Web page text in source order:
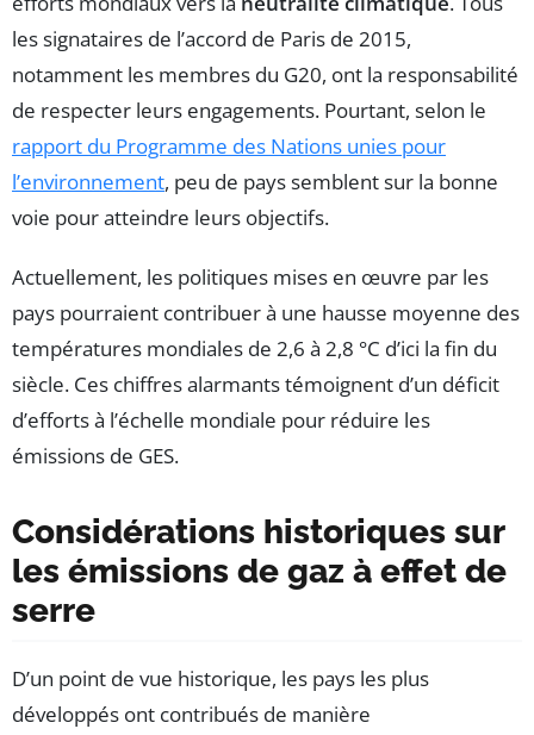
les signataires de l’accord de Paris de 2015,
notamment les membres du G20, ont la responsabilité
de respecter leurs engagements. Pourtant, selon le
rapport du Programme des Nations unies pour
l’environnement, peu de pays semblent sur la bonne
voie pour atteindre leurs objectifs.
Actuellement, les politiques mises en œuvre par les
pays pourraient contribuer à une hausse moyenne des
températures mondiales de 2,6 à 2,8 °C d’ici la fin du
siècle. Ces chiffres alarmants témoignent d’un déficit
d’efforts à l’échelle mondiale pour réduire les
émissions de GES.
Considérations historiques sur
les émissions de gaz à effet de
serre
D’un point de vue historique, les pays les plus
développés ont contribués de manière